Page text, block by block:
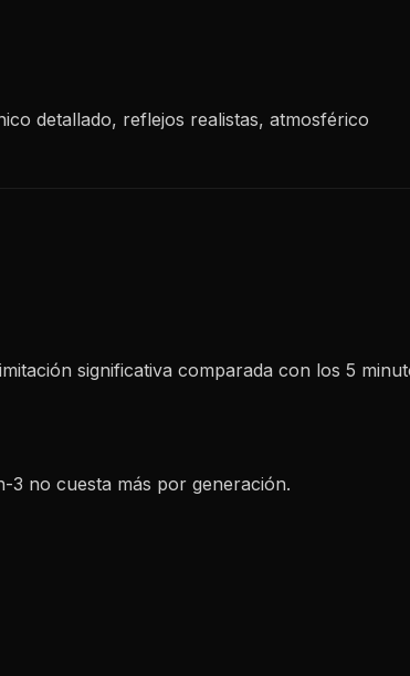
detallado, reflejos realistas, atmosférico
significativa comparada con los 5
3 no cuesta más por generación.